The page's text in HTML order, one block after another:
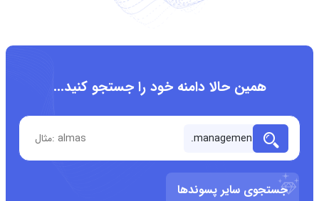
همین حالا دامنه خود را جستجو کنید...
جستجوی سایر پسوندها